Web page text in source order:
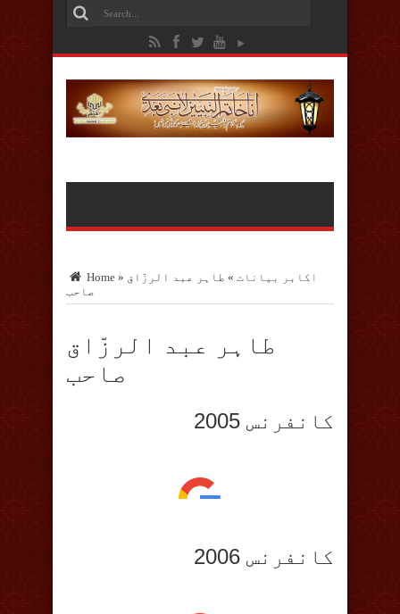
Home » اکابر بیانات » طاہر عبد الرزّاق
صاحب
طاہر عبد الرزّاق
صاحب
کانفرنس 2005
کانفرنس 2006